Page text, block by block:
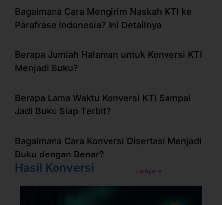
Bagaimana Cara Mengirim Naskah KTI ke
Parafrase Indonesia? Ini Detailnya
Berapa Jumlah Halaman untuk Konversi KTI
Menjadi Buku?
Berapa Lama Waktu Konversi KTI Sampai
Jadi Buku Siap Terbit?
Bagaimana Cara Konversi Disertasi Menjadi
Buku dengan Benar?
Hasil Konversi Lainya ➜